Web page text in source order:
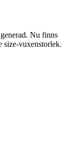
Nu finns
size-vuxenstorlek.